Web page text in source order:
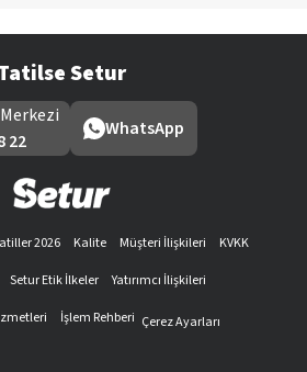
Setur
22
WhatsApp
2026 Kalite Müşteri İlişkileri
KVKK
Setur Etik İlkeler
Yatırımcı İlişkileri
İşlem Rehberi Çerez Ayarları